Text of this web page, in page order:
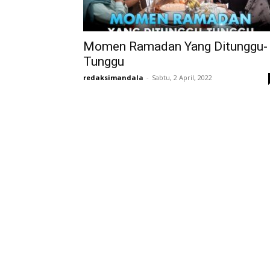
Momen Ramadan Yang Ditunggu-
Tunggu
redaksimandala - Sabtu, 2 April, 2022